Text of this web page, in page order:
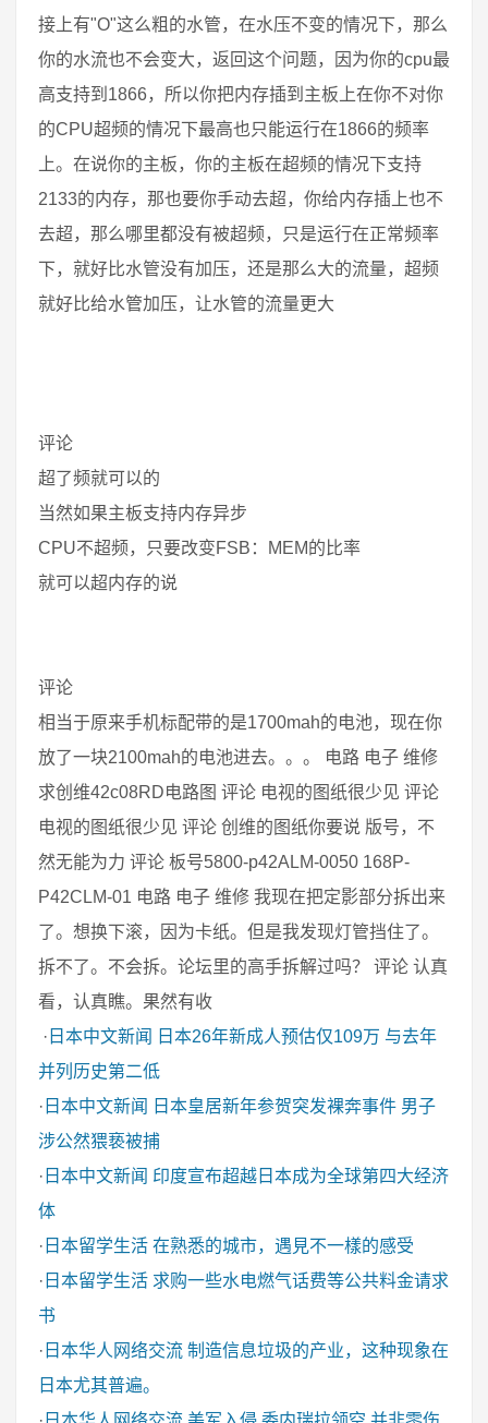
接上有"O"这么粗的水管，在水压不变的情况下，那么
你的水流也不会变大，返回这个问题，因为你的cpu最
高支持到1866，所以你把内存插到主板上在你不对你
的CPU超频的情况下最高也只能运行在1866的频率
上。在说你的主板，你的主板在超频的情况下支持
2133的内存，那也要你手动去超，你给内存插上也不
去超，那么哪里都没有被超频，只是运行在正常频率
下，就好比水管没有加压，还是那么大的流量，超频
就好比给水管加压，让水管的流量更大
评论
超了频就可以的
当然如果主板支持内存异步
CPU不超频，只要改变FSB：MEM的比率
就可以超内存的说
评论
相当于原来手机标配带的是1700mah的电池，现在你
放了一块2100mah的电池进去。。。 电路 电子 维修
求创维42c08RD电路图 评论 电视的图纸很少见 评论
电视的图纸很少见 评论 创维的图纸你要说 版号，不
然无能为力 评论 板号5800-p42ALM-0050 168P-
P42CLM-01 电路 电子 维修 我现在把定影部分拆出来
了。想换下滚，因为卡纸。但是我发现灯管挡住了。
拆不了。不会拆。论坛里的高手拆解过吗？ 评论 认真
看，认真瞧。果然有收
· 日本中文新闻
日本26年新成人预估仅109万 与去年
并列历史第二低
· 日本中文新闻
日本皇居新年参贺突发裸奔事件 男子
涉公然猥亵被捕
· 日本中文新闻 印度宣布超越日本成为全球第四大经济
体
· 日本留学生活 在熟悉的城市，遇見不一樣的感受
· 日本留学生活 求购一些水电燃气话费等公共料金请求
书
· 日本华人网络交流 制造信息垃圾的产业，这种现象在
日本尤其普遍。